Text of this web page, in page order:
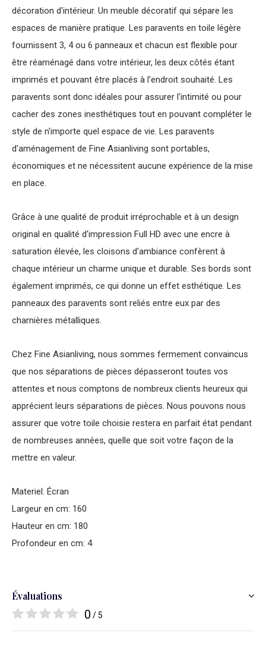
décoration d'intérieur. Un meuble décoratif qui sépare les
espaces de manière pratique. Les paravents en toile légère
fournissent 3, 4 ou 6 panneaux et chacun est flexible pour
être réaménagé dans votre intérieur, les deux côtés étant
imprimés et pouvant être placés à l'endroit souhaité. Les
paravents sont donc idéales pour assurer l'intimité ou pour
cacher des zones inesthétiques tout en pouvant compléter le
style de n'importe quel espace de vie. Les paravents
d'aménagement de Fine Asianliving sont portables,
économiques et ne nécessitent aucune expérience de la mise
en place.
Grâce à une qualité de produit irréprochable et à un design
original en qualité d'impression Full HD avec une encre à
saturation élevée, les cloisons d'ambiance confèrent à
chaque intérieur un charme unique et durable. Ses bords sont
également imprimés, ce qui donne un effet esthétique. Les
panneaux des paravents sont reliés entre eux par des
charnières métalliques.
Chez Fine Asianliving, nous sommes fermement convaincus
que nos séparations de pièces dépasseront toutes vos
attentes et nous comptons de nombreux clients heureux qui
apprécient leurs séparations de pièces. Nous pouvons nous
assurer que votre toile choisie restera en parfait état pendant
de nombreuses années, quelle que soit votre façon de la
mettre en valeur.
Materiel: Écran
Largeur en cm: 160
Hauteur en cm: 180
Profondeur en cm: 4
Évaluations
0 / 5